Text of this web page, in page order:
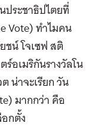
ประชาธิปไตยที่
Vote) ทำไมคน
ชน์ โจเซฟ สติ
อเมริกันรางวัลโน
น่าจะเรียก วัน
มากกว่า คือ
กตั้ง